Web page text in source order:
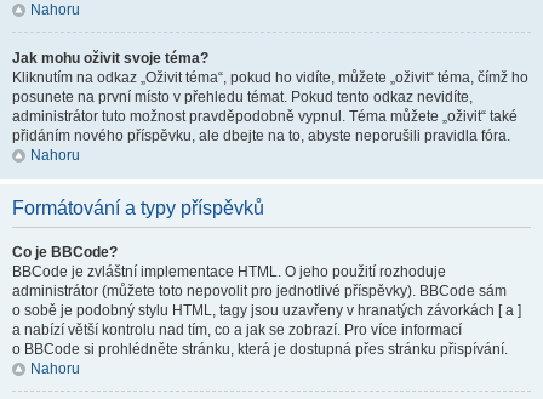
Nahoru
Jak mohu oživit svoje téma?
Kliknutím na odkaz „Oživit téma“, pokud ho vidíte, můžete „oživit“ téma, čímž ho
posunete na první místo v přehledu témat. Pokud tento odkaz nevidíte,
administrátor tuto možnost pravděpodobně vypnul. Téma můžete „oživit“ také
přidáním nového příspěvku, ale dbejte na to, abyste neporušili pravidla fóra.
Nahoru
Formátování a typy příspěvků
Co je BBCode?
BBCode je zvláštní implementace HTML. O jeho použití rozhoduje
administrátor (můžete toto nepovolit pro jednotlivé příspěvky). BBCode sám
o sobě je podobný stylu HTML, tagy jsou uzavřeny v hranatých závorkách [ a ]
a nabízí větší kontrolu nad tím, co a jak se zobrazí. Pro více informací
o BBCode si prohlédněte stránku, která je dostupná přes stránku přispívání.
Nahoru